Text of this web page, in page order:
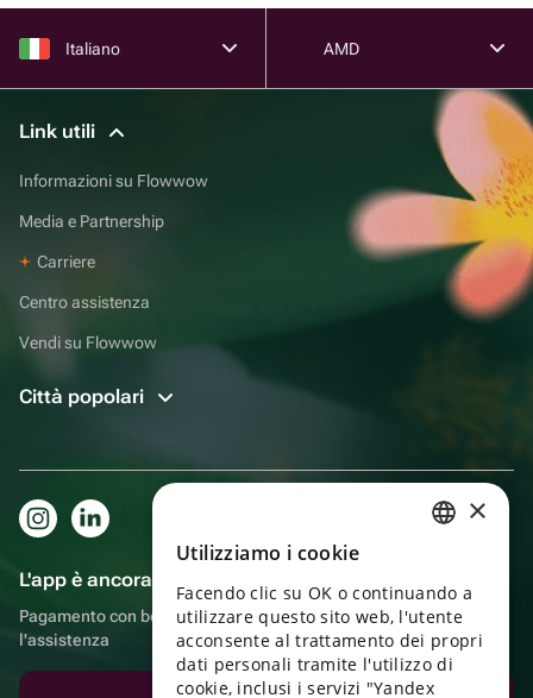
Italiano AMD
Link utili
Informazioni su Flowwow
Media e Partnership
Carriere
Centro assistenza
Vendi su Flowwow
Città popolari
L'app è ancora più comoda!
Pagamento con bonus, autoconsegna, comoda chat con
l'assistenza
ENGLISH
UKRAINIAN
PORTUGUESE
×
Utilizziamo i cookie
Facendo clic su OK o continuando a
utilizzare questo sito web, l'utente
acconsente al trattamento dei propri
dati personali tramite l'utilizzo di
cookie, inclusi i servizi "Yandex